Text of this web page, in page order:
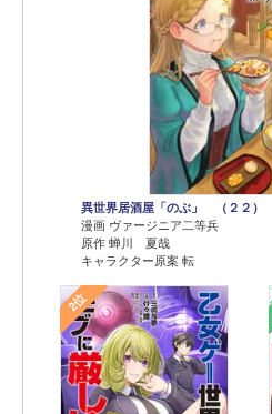
異世界居酒屋「のぶ」 （２２）
漫画 ヴァージニア二等兵
原作 蝉川 夏哉
キャラクター原案 転
2位